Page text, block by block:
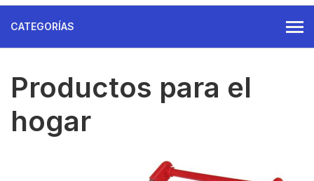
CATEGORÍAS
Productos para el
hogar